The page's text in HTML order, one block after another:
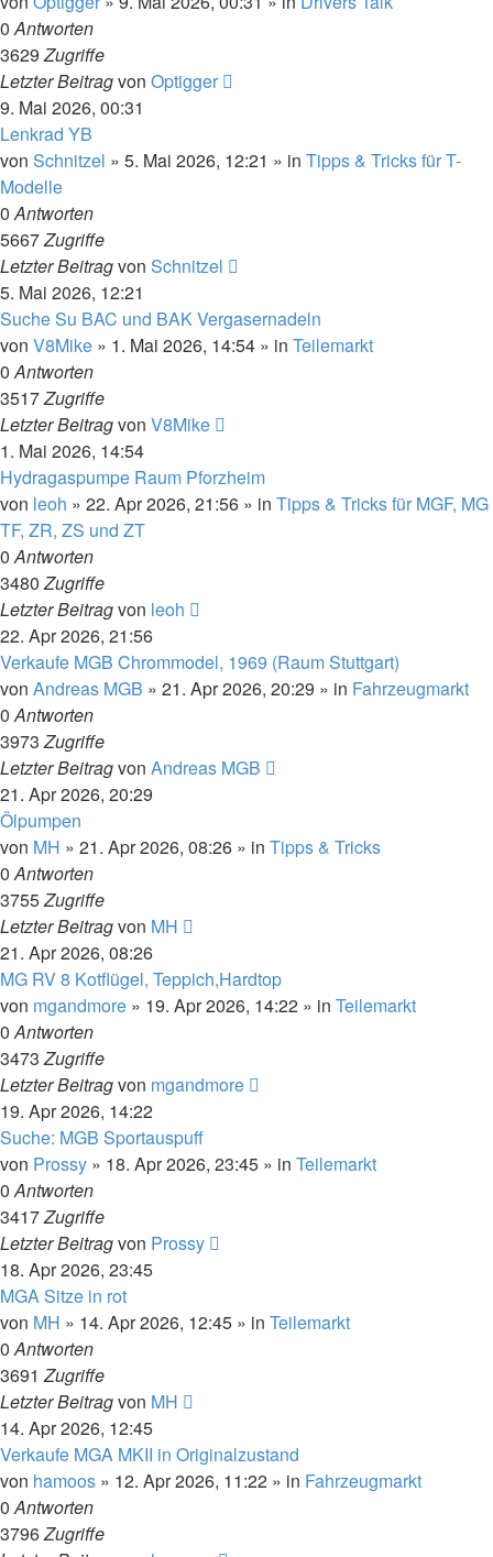
0Antworten
3629Zugriffe
Letzter Beitragvon Optigger
9. Mai 2026, 00:31
Lenkrad YB
von Schnitzel » 5. Mai 2026, 12:21 » in Tipps & Tricks für T-
Modelle
0Antworten
5667Zugriffe
Letzter Beitragvon Schnitzel
5. Mai 2026, 12:21
Suche Su BAC und BAK Vergasernadeln
von V8Mike » 1. Mai 2026, 14:54 » in Teilemarkt
0Antworten
3517Zugriffe
Letzter Beitragvon V8Mike
1. Mai 2026, 14:54
Hydragaspumpe Raum Pforzheim
von leoh » 22. Apr 2026, 21:56 » in Tipps & Tricks für MGF, MG
TF, ZR, ZS und ZT
0Antworten
3480Zugriffe
Letzter Beitragvon leoh
22. Apr 2026, 21:56
Verkaufe MGB Chrommodel, 1969 (Raum Stuttgart)
von Andreas MGB » 21. Apr 2026, 20:29 » in Fahrzeugmarkt
0Antworten
3973Zugriffe
Letzter Beitragvon Andreas MGB
21. Apr 2026, 20:29
Ölpumpen
von MH » 21. Apr 2026, 08:26 » in Tipps & Tricks
0Antworten
3755Zugriffe
Letzter Beitragvon MH
21. Apr 2026, 08:26
MG RV 8 Kotflügel, Teppich,Hardtop
von mgandmore » 19. Apr 2026, 14:22 » in Teilemarkt
0Antworten
3473Zugriffe
Letzter Beitragvon mgandmore
19. Apr 2026, 14:22
Suche: MGB Sportauspuff
von Prossy » 18. Apr 2026, 23:45 » in Teilemarkt
0Antworten
3417Zugriffe
Letzter Beitragvon Prossy
18. Apr 2026, 23:45
MGA Sitze in rot
von MH » 14. Apr 2026, 12:45 » in Teilemarkt
0Antworten
3691Zugriffe
Letzter Beitragvon MH
14. Apr 2026, 12:45
Verkaufe MGA MKII in Originalzustand
von hamoos » 12. Apr 2026, 11:22 » in Fahrzeugmarkt
0Antworten
3796Zugriffe